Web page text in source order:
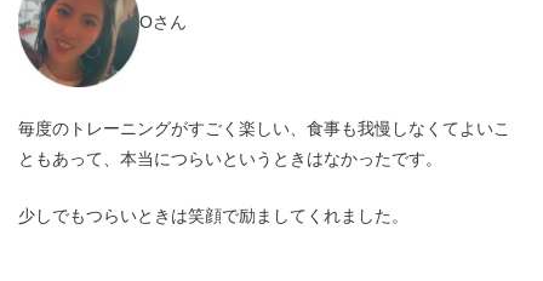
Oさん
毎度のトレーニングがすごく楽しい、食事も我慢しなくてよいこ
ともあって、本当につらいというときはなかったです。
少しでもつらいときは笑顔で励ましてくれました。